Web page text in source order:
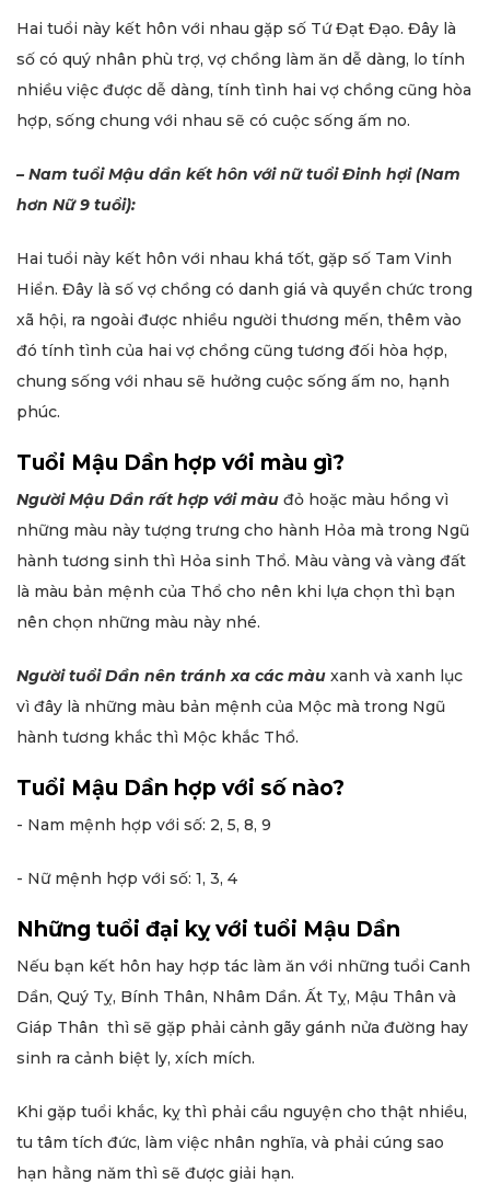
Hai tuổi này kết hôn với nhau gặp số Tứ Đạt Đạo. Đây là
số có quý nhân phù trợ, vợ chồng làm ăn dễ dàng, lo tính
nhiều việc được dễ dàng, tính tình hai vợ chồng cũng hòa
hợp, sống chung với nhau sẽ có cuộc sống ấm no.
– Nam tuổi Mậu dần kết hôn với nữ tuổi Đinh hợi (Nam
hơn Nữ 9 tuổi):
Hai tuổi này kết hôn với nhau khá tốt, gặp số Tam Vinh
Hiển. Đây là số vợ chồng có danh giá và quyền chức trong
xã hội, ra ngoài được nhiều người thương mến, thêm vào
đó tính tình của hai vợ chồng cũng tương đối hòa hợp,
chung sống với nhau sẽ hưởng cuộc sống ấm no, hạnh
phúc.
Tuổi Mậu Dần hợp với màu gì?
Người Mậu Dần rất hợp với màu đỏ hoặc màu hồng vì
những màu này tượng trưng cho hành Hỏa mà trong Ngũ
hành tương sinh thì Hỏa sinh Thổ. Màu vàng và vàng đất
là màu bản mệnh của Thổ cho nên khi lựa chọn thì bạn
nên chọn những màu này nhé.
Người tuổi Dần nên tránh xa các màu xanh và xanh lục
vì đây là những màu bản mệnh của Mộc mà trong Ngũ
hành tương khắc thì Mộc khắc Thổ.
Tuổi Mậu Dần hợp với số nào?
- Nam mệnh hợp với số: 2, 5, 8, 9
- Nữ mệnh hợp với số: 1, 3, 4
Những tuổi đại kỵ với tuổi Mậu Dần
Nếu bạn kết hôn hay hợp tác làm ăn với những tuổi Canh
Dần, Quý Tỵ, Bính Thân, Nhâm Dần. Ất Tỵ, Mậu Thân và
Giáp Thân thì sẽ gặp phải cảnh gãy gánh nửa đường hay
sinh ra cảnh biệt ly, xích mích.
Khi gặp tuổi khắc, kỵ thì phải cầu nguyện cho thật nhiều,
tu tâm tích đức, làm việc nhân nghĩa, và phải cúng sao
hạn hằng năm thì sẽ được giải hạn.